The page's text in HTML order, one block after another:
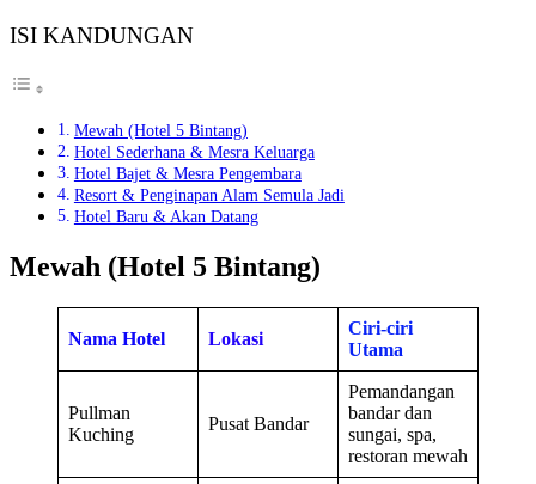
ISI KANDUNGAN
Mewah (Hotel 5 Bintang)
Hotel Sederhana & Mesra Keluarga
Hotel Bajet & Mesra Pengembara
Resort & Penginapan Alam Semula Jadi
Hotel Baru & Akan Datang
Mewah (Hotel 5 Bintang)
Nama Hotel Lokasi
Ciri-ciri
Utama
Pullman
Kuching
Pusat Bandar
Pemandangan
bandar dan
sungai, spa,
restoran mewah